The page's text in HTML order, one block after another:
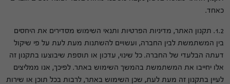
כאחד.
1.2. תקנון האתר, מדיניות הפרטיות ותנאי השימוש מסדירים את היחסים
בין המשתמשת לבין החברה, ועשויים להשתנות מעת לעת על פי שיקול
דעתה הבלעדי של החברה. כל שינוי, עדכון או תוספת שיבוצעו בתקנון זה
אלו יחייבו את המשתמשת בהמשך השימוש באתר. לפיכך, אנו ממליצים
לעיין בתקנון זה מעת לעת, שכן השימוש באתר, לרבות בכל תוכן או שירות